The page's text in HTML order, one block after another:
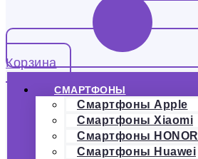
Корзина
СМАРТФОНЫ
Смартфоны Apple
Смартфоны Xiaomi
Смартфоны HONOR
Смартфоны Huawei